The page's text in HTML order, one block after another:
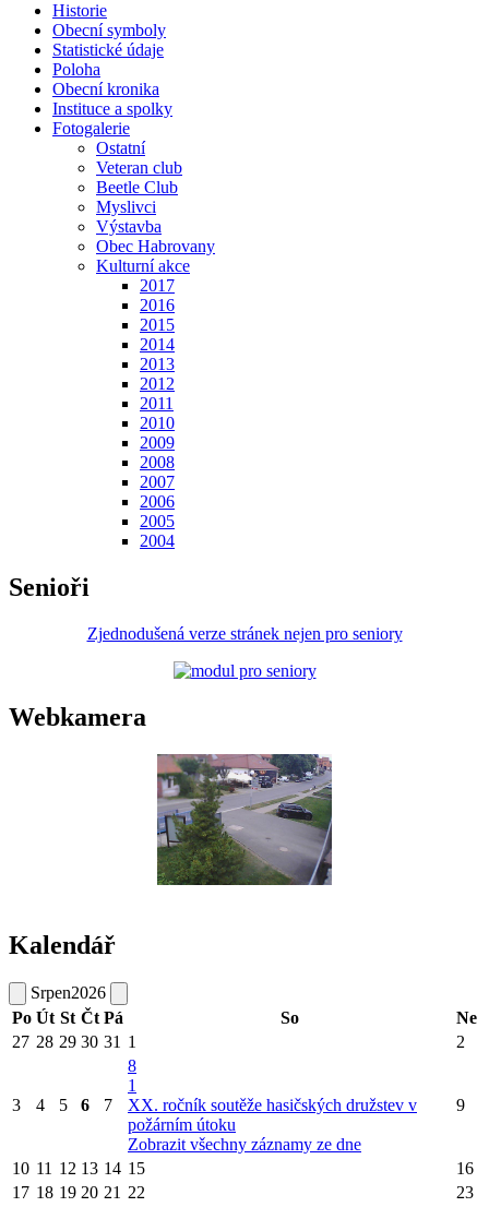
Historie
Obecní symboly
Statistické údaje
Poloha
Obecní kronika
Instituce a spolky
Fotogalerie
Ostatní
Veteran club
Beetle Club
Myslivci
Výstavba
Obec Habrovany
Kulturní akce
2017
2016
2015
2014
2013
2012
2011
2010
2009
2008
2007
2006
2005
2004
Senioři
Zjednodušená verze stránek nejen pro seniory
Webkamera
Kalendář
Srpen2026
Po Út St Čt Pá So
Ne
27 28 29 30 31 1 2
3 4 5 6 7
8
1
XX. ročník soutěže hasičských družstev v
požárním útoku
Zobrazit všechny záznamy ze dne
9
10 11 12 13 14 15
16
17 18 19 20 21 22
23